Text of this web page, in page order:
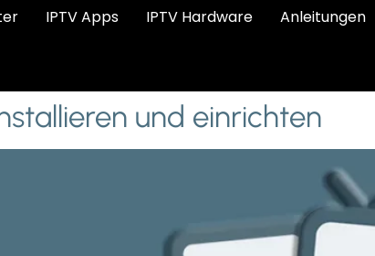
IPTV Apps IPTV Hardware Anleitungen
und einrichten